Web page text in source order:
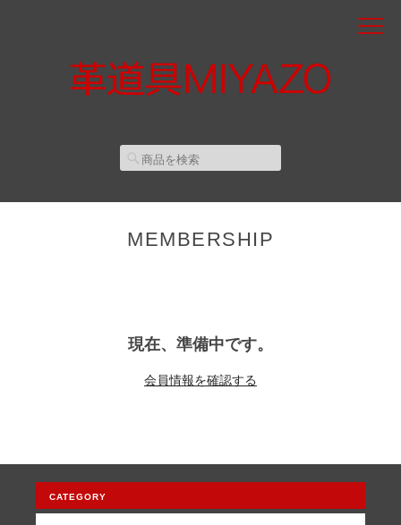
MEMBERSHIP
現在、準備中です。
会員情報を確認する
CATEGORY